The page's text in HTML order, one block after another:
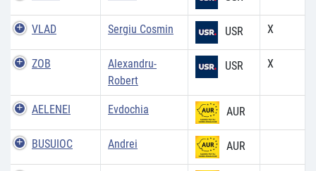
VLAD Sergiu Cosmin USR X
ZOB
Alexandru-
Robert
USR X
AELENEI Evdochia AUR
BUSUIOC Andrei AUR